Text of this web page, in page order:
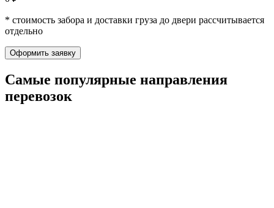
* стоимость забора и доставки груза до двери рассчитывается
отдельно
Оформить заявку
Самые популярные направления
перевозок